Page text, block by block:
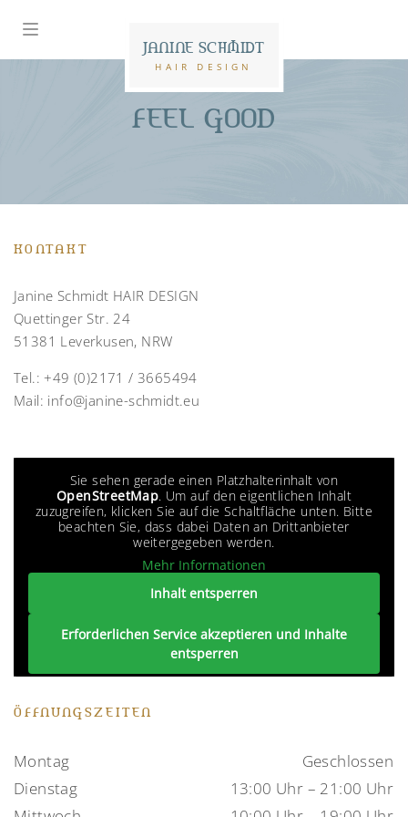
JANINE SCHMIDT
HAIR DESIGN
FEEL GOOD
KONTAKT
Janine Schmidt HAIR DESIGN
Quettinger Str. 24
51381 Leverkusen, NRW
Tel.:+49 (0)2171 / 3665494
Mail: info@janine-schmidt.eu
Sie sehen gerade einen Platzhalterinhalt von
OpenStreetMap. Um auf den eigentlichen Inhalt
zuzugreifen, klicken Sie auf die Schaltfläche unten. Bitte
beachten Sie, dass dabei Daten an Drittanbieter
weitergegeben werden.
Mehr Informationen
Inhalt entsperren
Erforderlichen Service akzeptieren und Inhalte
entsperren
ÖFFNUNGSZEITEN
Montag
Geschlossen
Dienstag
13:00 Uhr – 21:00 Uhr